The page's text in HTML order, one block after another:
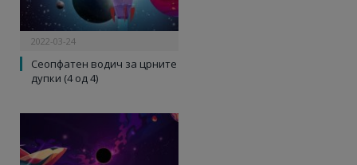
2022-03-24
Сеопфатен водич за црните
дупки (4 од 4)